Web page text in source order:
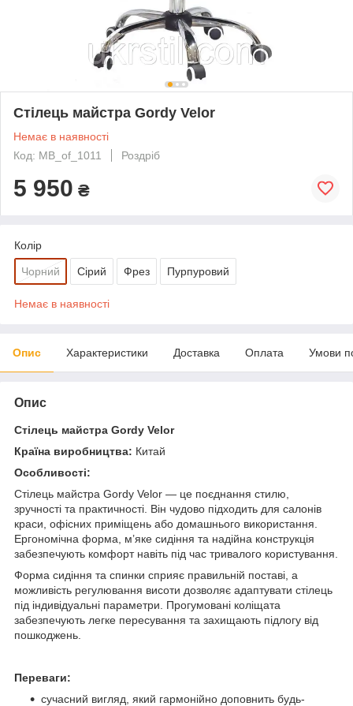
Стілець майстра Gordy Velor
Немає в наявності
Код: MB_of_1011
Роздріб
5 950 ₴
Колір
Чорний Сірий Фрез Пурпуровий
Немає в наявності
Опис Характеристики Доставка Оплата Умови
Опис
Стілець майстра Gordy Velor
Країна виробництва: Китай
Особливості:
Стілець майстра Gordy Velor — це поєднання стилю,
зручності та практичності. Він чудово підходить для салонів
краси, офісних приміщень або домашнього використання.
Ергономічна форма, м’яке сидіння та надійна конструкція
забезпечують комфорт навіть під час тривалого користування.
Форма сидіння та спинки сприяє правильній поставі, а
можливість регулювання висоти дозволяє адаптувати стілець
під індивідуальні параметри. Прогумовані коліщата
забезпечують легке пересування та захищають підлогу від
пошкоджень.
Переваги:
сучасний вигляд, який гармонійно доповнить будь-